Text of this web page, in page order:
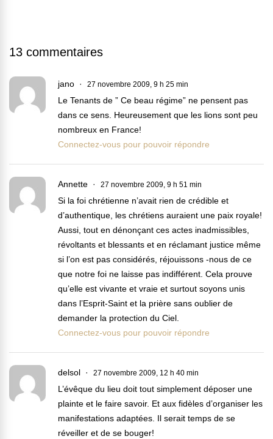
13 commentaires
jano 27 novembre 2009, 9 h 25 min
Le Tenants de ” Ce beau régime” ne pensent pas
dans ce sens. Heureusement que les lions sont peu
nombreux en France!
Connectez-vous pour pouvoir répondre
Annette 27 novembre 2009, 9 h 51 min
Si la foi chrétienne n’avait rien de crédible et
d’authentique, les chrétiens auraient une paix royale!
Aussi, tout en dénonçant ces actes inadmissibles,
révoltants et blessants et en réclamant justice même
si l’on est pas considérés, réjouissons -nous de ce
que notre foi ne laisse pas indifférent. Cela prouve
qu’elle est vivante et vraie et surtout soyons unis
dans l’Esprit-Saint et la prière sans oublier de
demander la protection du Ciel.
Connectez-vous pour pouvoir répondre
delsol 27 novembre 2009, 12 h 40 min
L’évêque du lieu doit tout simplement déposer une
plainte et le faire savoir. Et aux fidèles d’organiser les
manifestations adaptées. Il serait temps de se
réveiller et de se bouger!